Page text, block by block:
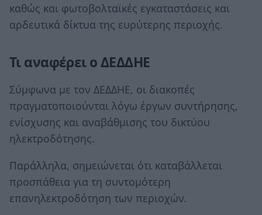
καθώς και φωτοβολταϊκές εγκαταστάσεις και
αρδευτικά δίκτυα της ευρύτερης περιοχής.
Τι αναφέρει ο ΔΕΔΔΗΕ
Σύμφωνα με τον ΔΕΔΔΗΕ, οι διακοπές
πραγματοποιούνται λόγω έργων συντήρησης,
ενίσχυσης και αναβάθμισης του δικτύου
ηλεκτροδότησης.
Παράλληλα, σημειώνεται ότι καταβάλλεται
προσπάθεια για τη συντομότερη
επανηλεκτροδότηση των περιοχών.